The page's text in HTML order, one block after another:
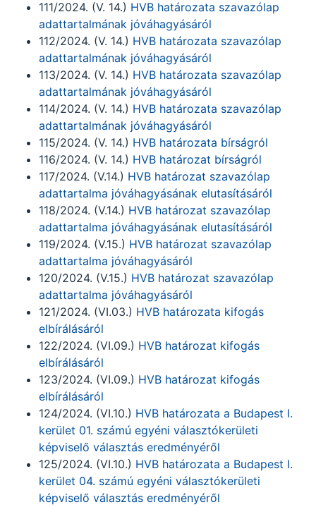
111/2024. (V. 14.) HVB határozata szavazólap
adattartalmának jóváhagyásáról
112/2024. (V. 14.) HVB határozata szavazólap
adattartalmának jóváhagyásáról
113/2024. (V. 14.) HVB határozata szavazólap
adattartalmának jóváhagyásáról
114/2024. (V. 14.) HVB határozata szavazólap
adattartalmának jóváhagyásáról
115/2024. (V. 14.) HVB határozata bírságról
116/2024. (V. 14.) HVB határozat bírságról
117/2024. (V.14.) HVB határozat szavazólap
adattartalma jóváhagyásának elutasításáról
118/2024. (V.14.) HVB határozat szavazólap
adattartalma jóváhagyásának elutasításáról
119/2024. (V.15.) HVB határozat szavazólap
adattartalma jóváhagyásáról
120/2024. (V.15.) HVB határozat szavazólap
adattartalma jóváhagyásáról
121/2024. (VI.03.) HVB határozata kifogás
elbírálásáról
122/2024. (VI.09.) HVB határozat kifogás
elbírálásáról
123/2024. (VI.09.) HVB határozat kifogás
elbírálásáról
124/2024. (VI.10.) HVB határozata a Budapest I.
kerület 01. számú egyéni választókerületi
képviselő választás eredményéről
125/2024. (VI.10.) HVB határozata a Budapest I.
kerület 04. számú egyéni választókerületi
képviselő választás eredményéről